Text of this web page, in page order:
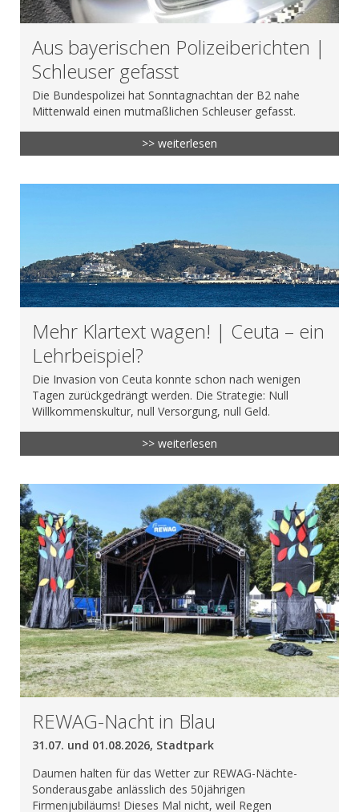
Aus bayerischen Polizeiberichten |
Schleuser gefasst
Die Bundespolizei hat Sonntagnachtan der B2 nahe
Mittenwald einen mutmaßlichen Schleuser gefasst.
>> weiterlesen
Mehr Klartext wagen! | Ceuta – ein
Lehrbeispiel?
Die Invasion von Ceuta konnte schon nach wenigen
Tagen zurückgedrängt werden. Die Strategie: Null
Willkommenskultur, null Versorgung, null Geld.
>> weiterlesen
REWAG-Nacht in Blau
31.07. und 01.08.2026, Stadtpark
Daumen halten für das Wetter zur REWAG-Nächte-
Sonderausgabe anlässlich des 50jährigen
Firmenjubiläums! Dieses Mal nicht, weil Regen